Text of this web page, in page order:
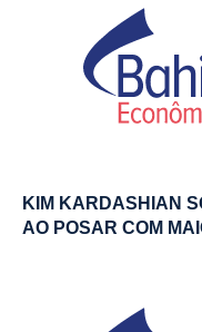
KIM KARDASHIAN
AO POSAR COM